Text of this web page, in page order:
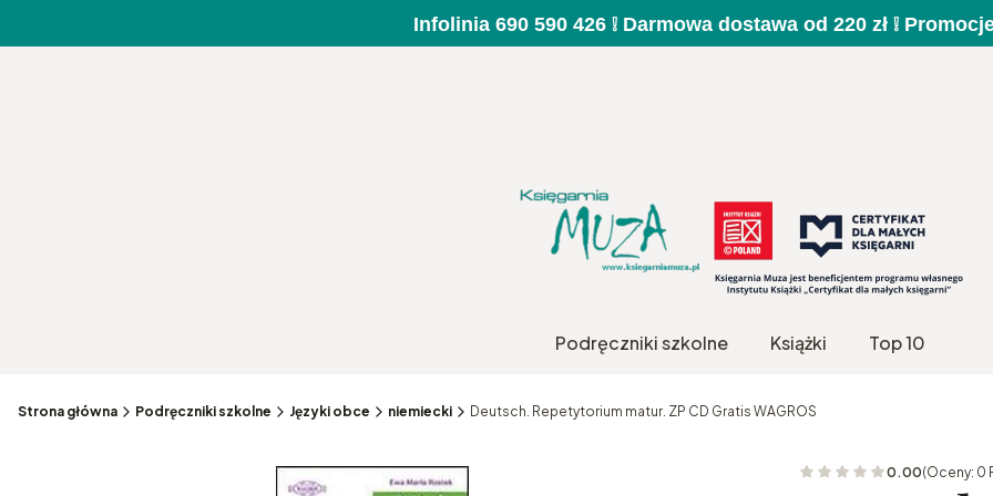
Infolinia 690 590 426 ❕ Darmowa dostawa od 220 zł ❕
Podręczniki szkolne Książki Top 10
Strona główna Podręczniki szkolne Języki obce niemiecki Deutsch. Repetytorium matur. ZP CD Gratis WAGROS
0.00(Oceny: 0